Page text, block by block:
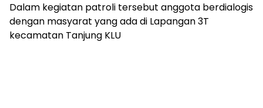
Dalam kegiatan patroli tersebut anggota berdialogis
dengan masyarat yang ada di Lapangan 3T
kecamatan Tanjung KLU